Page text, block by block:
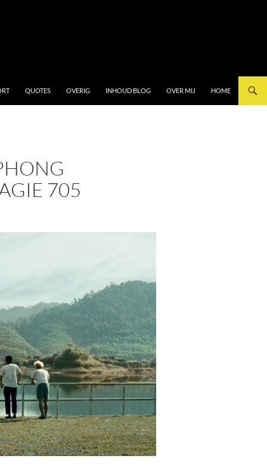
QUOTES OVERIG INHOUD BLOG OVER MIJ HOME
705